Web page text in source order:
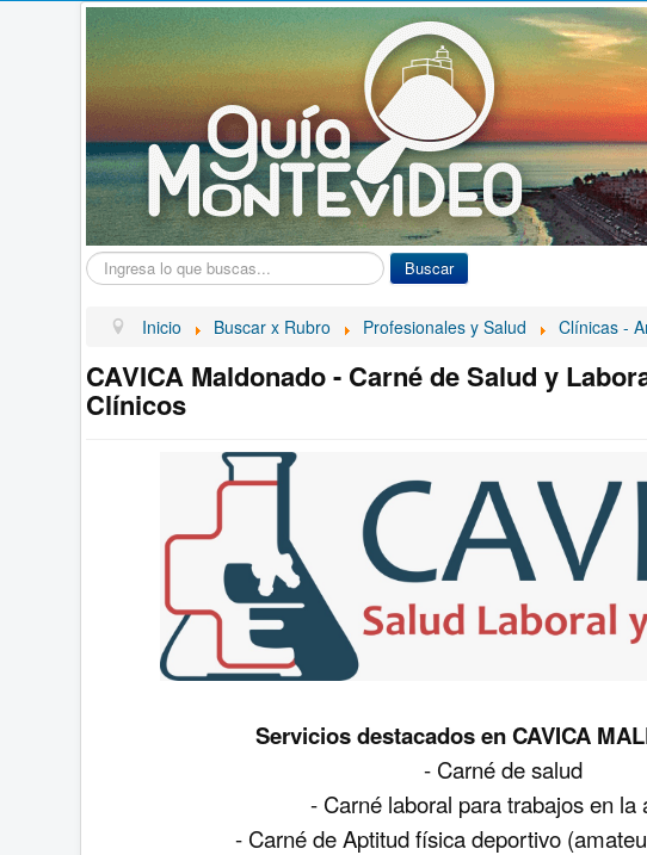
Buscar... Buscar
Inicio Buscar x Rubro Profesionales y Salud Clínicas -
CAVICA Maldonado - Carné de Salud y
Clínicos
Servicios destacados en CAVICA
- Carné de salud
- Carné laboral para trabajos en la
- Carné de Aptitud física deportivo